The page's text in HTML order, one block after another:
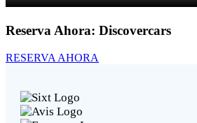
Reserva Ahora: Discovercars
RESERVA AHORA